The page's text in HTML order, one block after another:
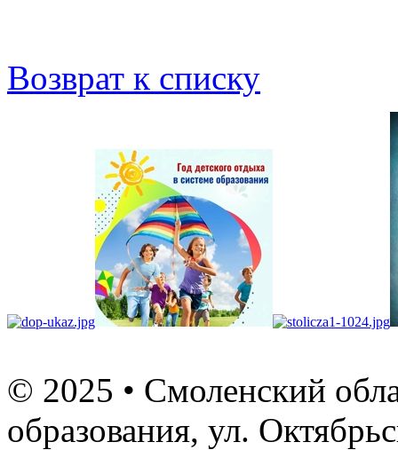
Возврат к списку
© 2025 • Смоленский
образования, ул.